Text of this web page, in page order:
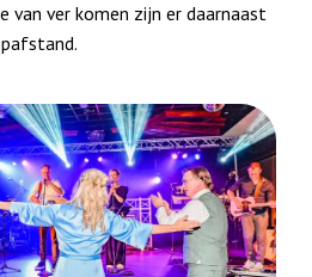
van ver komen zijn er daarnaast